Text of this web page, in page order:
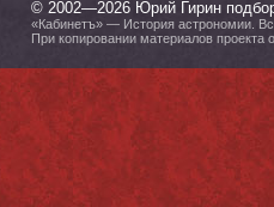
© 2002—2026 Юрий Гирин
«Кабинетъ» — История астрономии.
При копировании материалов проекта